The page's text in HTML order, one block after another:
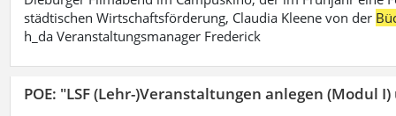
städtischen Wirtschaftsförderung, Claudia Kleene von der
h_da Veranstaltungsmanager Frederick
POE: "LSF (Lehr-)Veranstaltungen anlegen (Modul